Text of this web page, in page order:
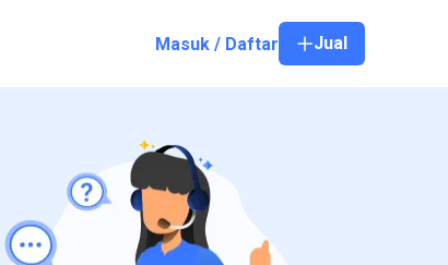
Masuk / Daftar Jual